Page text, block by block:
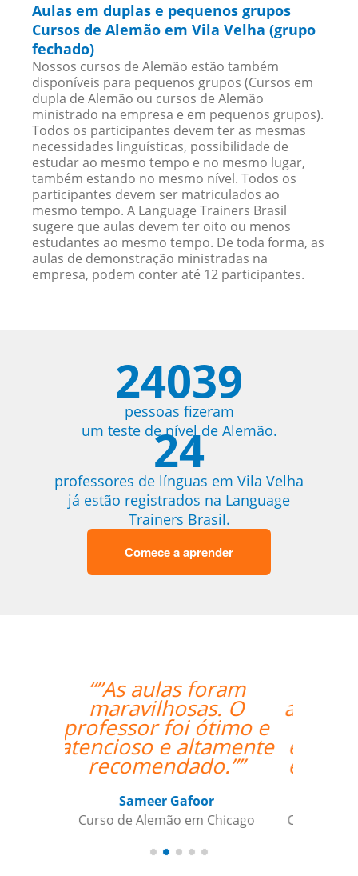
Aulas em duplas e pequenos grupos
Cursos de Alemão em Vila Velha (grupo
fechado)
Nossos cursos de Alemão estão também
disponíveis para pequenos grupos (Cursos em
dupla de Alemão ou cursos de Alemão
ministrado na empresa e em pequenos grupos).
Todos os participantes devem ter as mesmas
necessidades linguísticas, possibilidade de
estudar ao mesmo tempo e no mesmo lugar,
também estando no mesmo nível. Todos os
participantes devem ser matriculados ao
mesmo tempo. A Language Trainers Brasil
sugere que aulas devem ter oito ou menos
estudantes ao mesmo tempo. De toda forma, as
aulas de demonstração ministradas na
empresa, podem conter até 12 participantes.
24039
pessoas fizeram
um teste de nível de Alemão.
24
professores de línguas em Vila Velha
já estão registrados na Language
Trainers Brasil.
Comece a aprender
“”A minha primeira
aula foi ótima, foi além
das minhas
expectativas. Ele é um
excelente professor.””
Luana Terrível
Curso de Alemão em Ribeirao Preto